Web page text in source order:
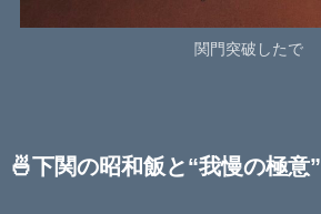
関門突破したで
🍜下関の昭和飯と“我慢の極意”